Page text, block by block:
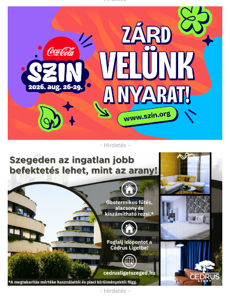
- Hirdetés -
- Hirdetés -